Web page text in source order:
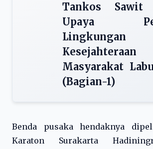
Tankos Sawit
Upaya
Kesejahteraan
Masyarakat
(Bagian-1)
Benda pusaka hendaknya
Karaton Surakarta